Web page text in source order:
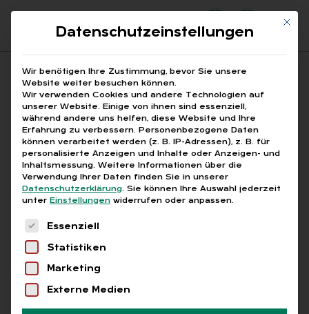
Suchfeld
Suchen
Breadcrumb-Navigation
STARTSEITE ARBEITGEBER ELTERNNACHWEIS 2025
Alle Bei­trä­ge mit dem
Schlag­wort „Ar­beit­ge­ber
El­tern­nach­weis 2025“
Alle Free Abo L+G +
Mit
Datenschutzeinstellungen
Wir benötigen Ihre Zustimmung, bevor Sie unsere
Website weiter besuchen können.
Wir verwenden Cookies und andere Technologien auf
unserer Website. Einige von ihnen sind essenziell,
während andere uns helfen, diese Website und Ihre
Erfahrung zu verbessern. Personenbezogene Daten
können verarbeitet werden (z. B. IP-Adressen), z. B. für
personalisierte Anzeigen und Inhalte oder Anzeigen- und
Inhaltsmessung. Weitere Informationen über die
Verwendung Ihrer Daten finden Sie in unserer
Datenschutzerklärung. Sie können Ihre Auswahl jederzeit
unter Einstellungen widerrufen oder anpassen.
Es folgt eine Liste der Service-Gruppen, für
Essenziell
Statistiken
Marketing
Externe Medien